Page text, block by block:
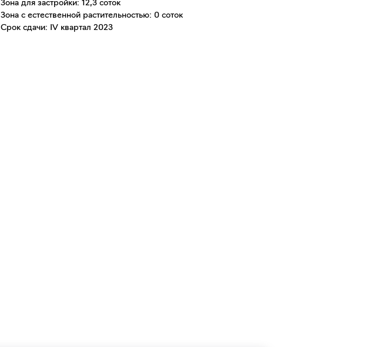
Зона для застройки: 12,3 соток
Зона с естественной растительностью: 0 соток
Срок сдачи: IV квартал 2023